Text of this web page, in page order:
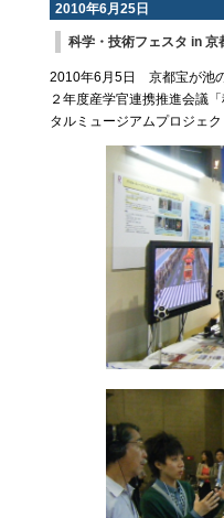
2010年6月25日
科学・技術フェスタ in 京
2010年6月5日 京都宝が池
２年度産学官連携推進会議
タルミュージアムプロジェ